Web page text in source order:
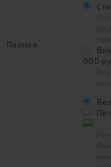
Парная:
000